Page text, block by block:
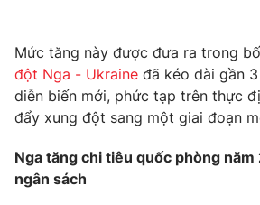
Góc doanh nghiệp
Truyền hình
Phim VTV
Hậu trường
Nhân vật
Khán giả
Giải trí
Âm nhạc
Đời sống
Du lịch
Mức tăng này được đưa ra trong
đột Nga - Ukraine đã kéo dài gần
diễn biến mới, phức tạp trên thực
đẩy xung đột sang một giai đoạn
Nga tăng chi tiêu quốc phòng
ngân sách